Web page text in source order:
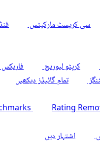
سی کریسٹ مارکیٹس
کرپٹو لیوریج
تمام گائیڈز دیکھیں
Rating
اشتہار دیں